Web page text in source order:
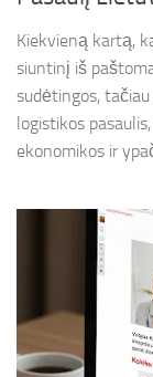
Kiekvieną kartą,
siuntinį iš
sudėtingos,
logistikos
ekonomikos ir